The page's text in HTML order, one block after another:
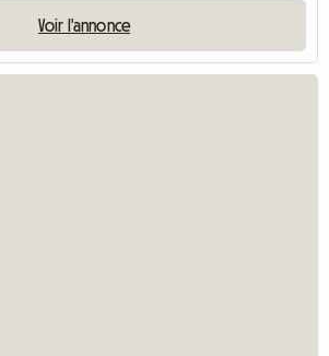
Voir l'annonce